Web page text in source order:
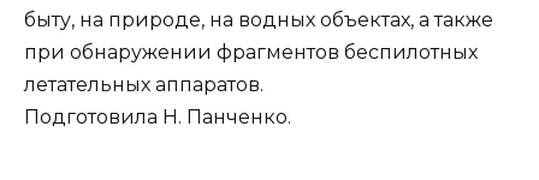
быту, на природе, на водных объектах, а также
при обнаружении фрагментов беспилотных
летательных аппаратов.
Подготовила Н. Панченко.